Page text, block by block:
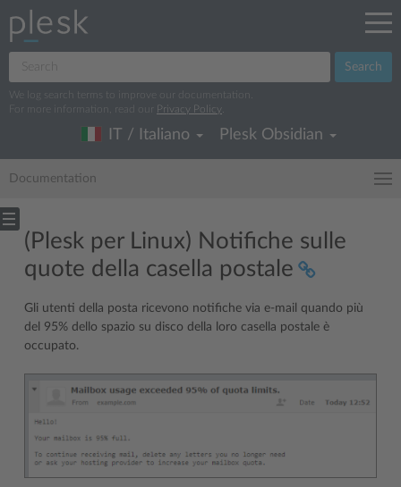
Search
We log search terms to improve our documentation.
For more information, read our
Privacy Policy
IT / Italiano Plesk Obsidian
Documentation
(Plesk per Linux) Notifiche sulle
quote della casella postale
Gli utenti della posta ricevono notifiche via e-mail quando più
del 95% dello spazio su disco della loro casella postale è
occupato.